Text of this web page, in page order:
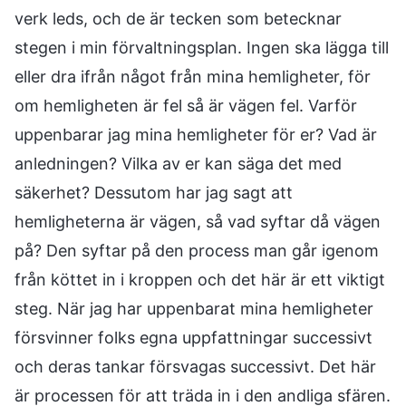
verk leds, och de är tecken som betecknar
stegen i min förvaltningsplan. Ingen ska lägga till
eller dra ifrån något från mina hemligheter, för
om hemligheten är fel så är vägen fel. Varför
uppenbarar jag mina hemligheter för er? Vad är
anledningen? Vilka av er kan säga det med
säkerhet? Dessutom har jag sagt att
hemligheterna är vägen, så vad syftar då vägen
på? Den syftar på den process man går igenom
från köttet in i kroppen och det här är ett viktigt
steg. När jag har uppenbarat mina hemligheter
försvinner folks egna uppfattningar successivt
och deras tankar försvagas successivt. Det här
är processen för att träda in i den andliga sfären.